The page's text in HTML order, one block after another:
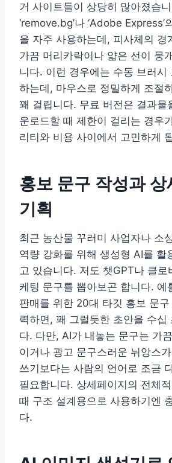
거 사이트들이 상당히 많아졌습
‘remove.bg’나 ‘Adobe Express’
을 자주 사용하는데, 피사체의 경
가끔 머리카락이나 얇은 선이 뭉
니다. 이런 경우에는 수동 브러시
하는데, 마우스로 정밀하게 조절
꽤 걸립니다. 무료 버전은 결과물
운로드할 때 제한이 걸리는 경우
리티와 비용 사이에서 고민하게
홍보 문구 작성과 상
기획
최근 농산물 꾸러미 사업자나 소
역량 강화를 위해 생성형 AI를 활
고 있습니다. 저도 챗GPT나 클로
케팅 문구를 뽑아보곤 합니다. 예
판매를 위한 20대 타깃 홍보 문구
력하면, 꽤 그럴듯한 초안을 수십
다. 다만, AI가 내놓는 문구는 가
이거나 광고 문구스러운 뉘앙스
쓰기보다는 사람의 언어로 조금
필요합니다. 상세페이지의 전체
때 구조 설계용으로 사용하기엔
다.